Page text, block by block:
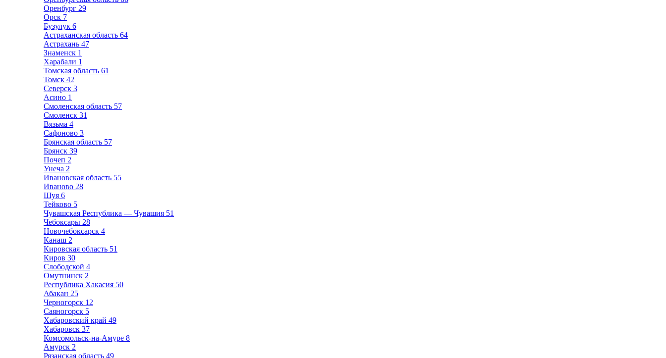
Оренбург 29
Орск 7
Бузулук 6
Астраханская область 64
Астрахань 47
Знаменск 1
Харабали 1
Томская область 61
Томск 42
Северск 3
Асино 1
Смоленская область 57
Смоленск 31
Вязьма 4
Сафоново 3
Брянская область 57
Брянск 39
Почеп 2
Унеча 2
Ивановская область 55
Иваново 28
Шуя 6
Тейково 5
Чувашская Республика — Чувашия 51
Чебоксары 28
Новочебоксарск 4
Канаш 2
Кировская область 51
Киров 30
Слободской 4
Омутнинск 2
Республика Хакасия 50
Абакан 25
Черногорск 12
Саяногорск 5
Хабаровский край 49
Хабаровск 37
Комсомольск-на-Амуре 8
Амурск 2
Рязанская область 49